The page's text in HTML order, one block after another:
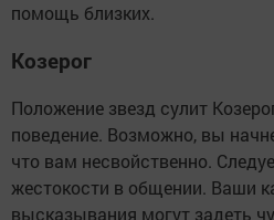
помощь близких.
Козерог
Положение звезд сулит
поведение. Возможно, вы
что вам несвойственно.
жестокости в общении. Ваши
высказывания могут задеть